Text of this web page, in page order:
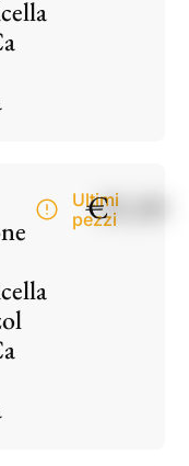
Ultimi
pezzi
€85,00